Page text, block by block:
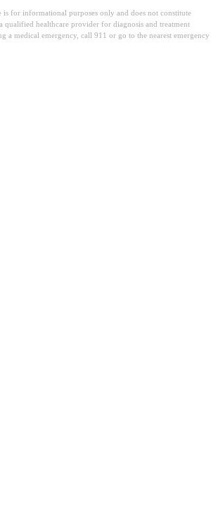
is for informational purposes only and does not constitute
qualified healthcare provider for diagnosis and treatment
a medical emergency, call 911 or go to the nearest emergency